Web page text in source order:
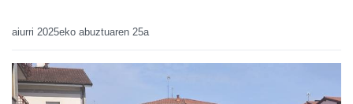
aiurri 2025eko abuztuaren 25a